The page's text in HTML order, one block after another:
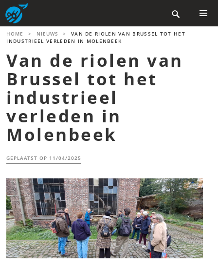
Skip
to
content

HOME > NIEUWS >
VAN DE RIOLEN VAN BRUSSEL TOT HET
INDUSTRIEEL VERLEDEN IN MOLENBEEK
Van de riolen van
Brussel tot het
industrieel
verleden in
Molenbeek
GEPLAATST OP 11/04/2025